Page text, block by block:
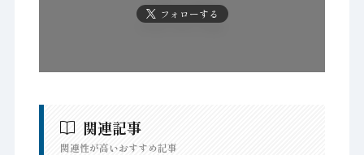
フォローする
関連記事
関連性が高いおすすめ記事